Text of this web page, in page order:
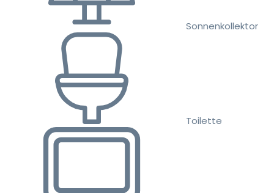
Sonnenkollektor
Toilette